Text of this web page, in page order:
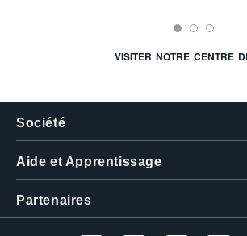
VISITER NOTRE CENTRE
Société
Aide et Apprentissage
Partenaires